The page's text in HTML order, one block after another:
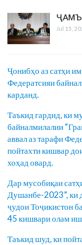
Jul 15,
Ҷонибҳо аз сатҳи
Федератсияи
карданд.
Таъкид гардид, ки
байналмилалии
аввал аз тарафи
пойтахти кишвар
хоҳад овард.
Дар мусобиқаи
Душанбе-2023”, ки
ҷудои Тоҷикистон
45 кишвари олам
Таъкид шуд, ки